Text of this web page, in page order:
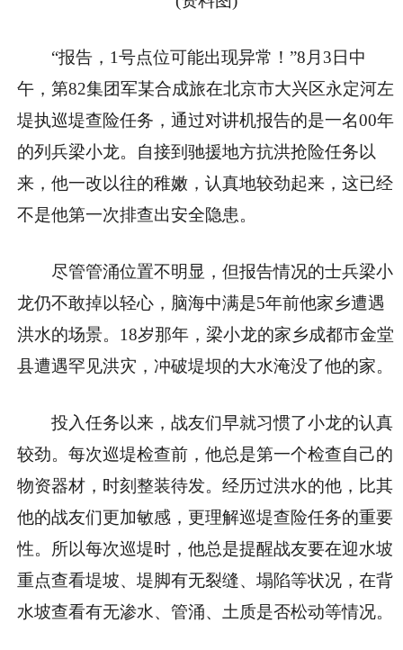
“报告，1号点位可能出现异常！”8月3日中
午，第82集团军某合成旅在北京市大兴区永定河左
堤执巡堤查险任务，通过对讲机报告的是一名00年
的列兵梁小龙。自接到驰援地方抗洪抢险任务以
来，他一改以往的稚嫩，认真地较劲起来，这已经
不是他第一次排查出安全隐患。
尽管管涌位置不明显，但报告情况的士兵梁小
龙仍不敢掉以轻心，脑海中满是5年前他家乡遭遇
洪水的场景。18岁那年，梁小龙的家乡成都市金堂
县遭遇罕见洪灾，冲破堤坝的大水淹没了他的家。
投入任务以来，战友们早就习惯了小龙的认真
较劲。每次巡堤检查前，他总是第一个检查自己的
物资器材，时刻整装待发。经历过洪水的他，比其
他的战友们更加敏感，更理解巡堤查险任务的重要
性。所以每次巡堤时，他总是提醒战友要在迎水坡
重点查看堤坡、堤脚有无裂缝、塌陷等状况，在背
水坡查看有无渗水、管涌、土质是否松动等情况。